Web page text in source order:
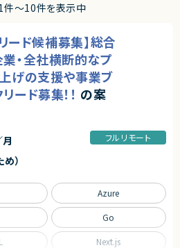
件〜10件を表示中
ード候補募集】総合
・全社横断的なプ
げの支援や事業ブ
ード募集！！ の案
月
）
フルリモート
Azure
Go
Next.js